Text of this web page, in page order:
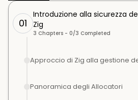
01
Introduzione alla sicurezza
Zig
3 Chapters - 0/3 Completed
Approccio di Zig alla gestione
Panoramica degli Allocatori